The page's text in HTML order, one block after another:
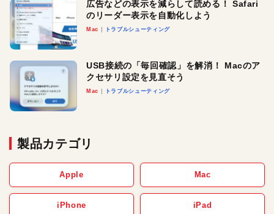
広告などの表示を減らして読める！ Safari
のリーダー表示を自動化しよう
Mac トラブルシューティング
USB接続の「毎回確認」を解消！ Macのア
クセサリ設定を見直そう
Mac トラブルシューティング
製品カテゴリ
Apple Mac
iPhone iPad